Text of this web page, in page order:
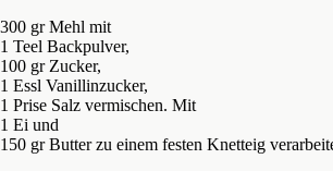
300 gr Mehl mit
1 Teel Backpulver,
100 gr Zucker,
1 Essl Vanillinzucker,
1 Prise Salz vermischen. Mit
1 Ei und
150 gr Butter zu einem festen Knetteig